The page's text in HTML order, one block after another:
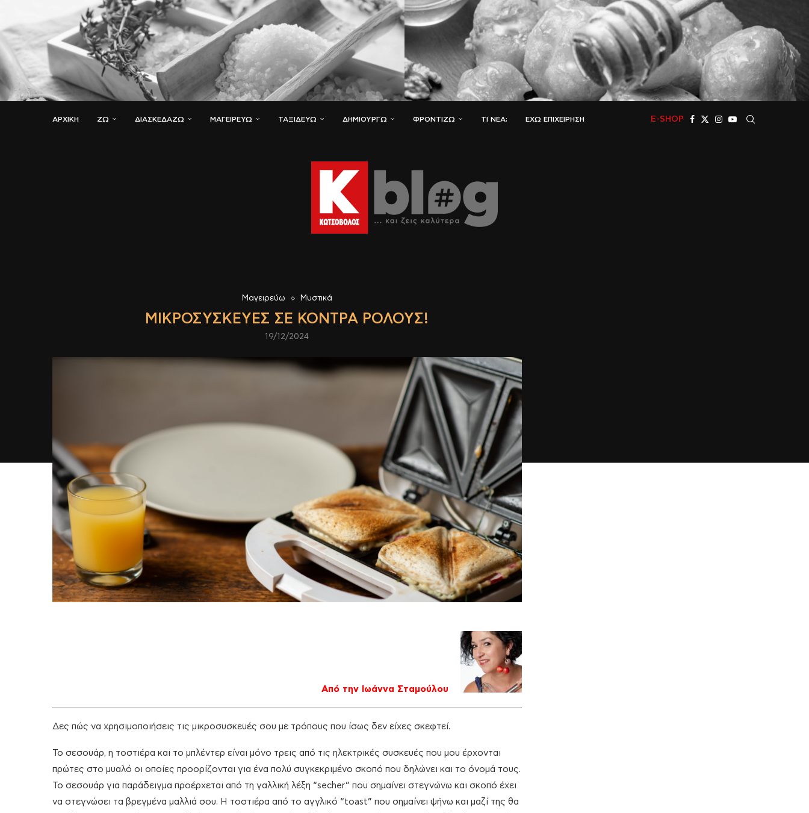
ΑΡΧΙΚΗ ΖΏ ΔΙΑΣΚΕΔΆΖΩ ΜΑΓΕΙΡΕΎΩ ΤΑΞΙΔΕΎΩ ΔΗΜΙΟΥΡΓΏ ΦΡΟΝΤΊΖΩ ΤΙ ΝΈΑ; ΈΧΩ ΕΠΙΧΕΊΡΗΣΗ E-SHOP
Μαγειρεύω Μυστικά
ΜΙΚΡΟΣΥΣΚΕΥΈΣ ΣΕ ΚΌΝΤΡΑ ΡΌΛΟΥΣ!
19/12/2024
Από την Ιωάννα Σταμούλου
Δες πώς να χρησιμοποιήσεις τις μικροσυσκευές σου με τρόπους που ίσως δεν είχες σκεφτεί.
Το σεσουάρ, η τοστιέρα και το μπλέντερ είναι μόνο τρεις από τις ηλεκτρικές συσκευές που μου έρχονται
πρώτες στο μυαλό οι οποίες προορίζονται για ένα πολύ συγκεκριμένο σκοπό που δηλώνει και το όνομά τους.
Το σεσουάρ για παράδειγμα προέρχεται από τη γαλλική λέξη “secher” που σημαίνει στεγνώνω και σκοπό έχει
να στεγνώσει τα βρεγμένα μαλλιά σου. Η τοστιέρα από το αγγλικό “toast” που σημαίνει ψήνω και μαζί της θα